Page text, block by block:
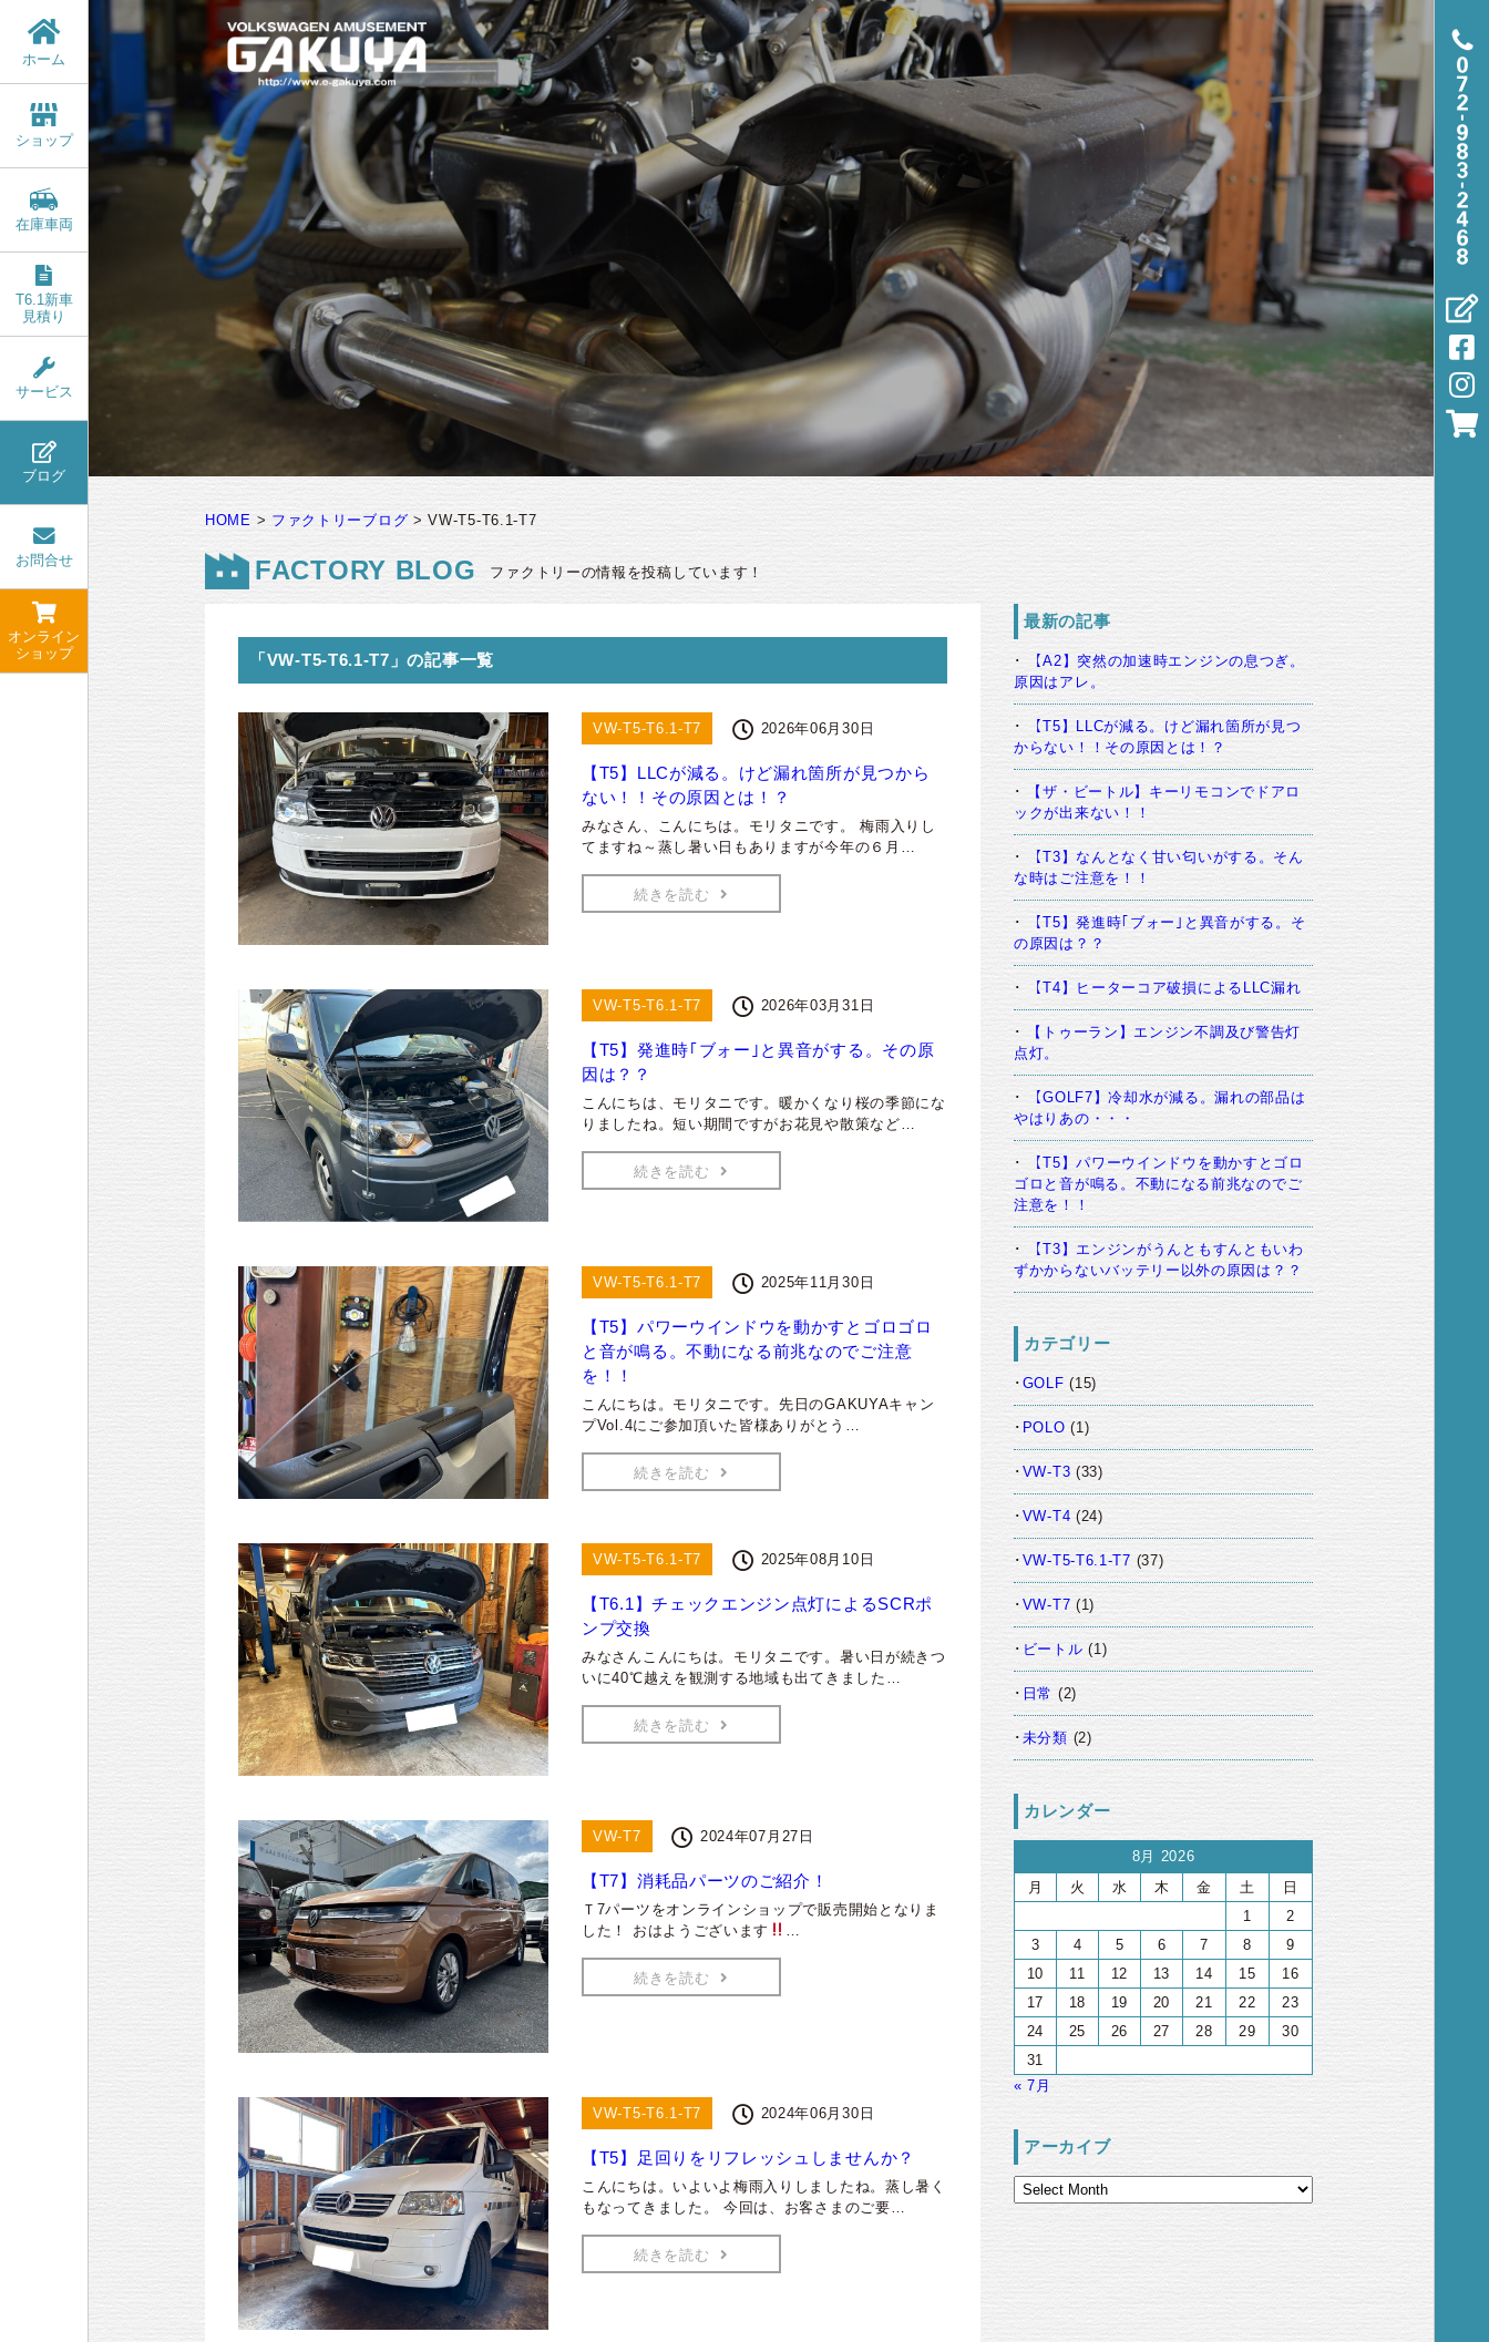
ホーム
ショップ
在庫車両
T6.1新車
見積り
サービス
ブログ
お問合せ
オンライン
ショップ
HOME > ファクトリーブログ >VW-T5-T6.1-T7
FACTORY BLOG ファクトリーの情報を投稿しています！
「VW-T5-T6.1-T7」の記事一覧
VW-T5-T6.1-T7 2026年06月30日
【T5】LLCが減る。けど漏れ箇所が見つから
ない！！その原因とは！？
みなさん、こんにちは。モリタニです。 梅雨入りし
てますね～蒸し暑い日もありますが今年の６月…
続きを読む
VW-T5-T6.1-T7 2026年03月31日
【T5】発進時｢ブォー｣と異音がする。その原
因は？？
こんにちは、モリタニです。暖かくなり桜の季節にな
りましたね。短い期間ですがお花見や散策など…
続きを読む
VW-T5-T6.1-T7 2025年11月30日
【T5】パワーウインドウを動かすとゴロゴロ
と音が鳴る。不動になる前兆なのでご注意
を！！
こんにちは。モリタニです。先日のGAKUYAキャン
プVol.4にご参加頂いた皆様ありがとう…
続きを読む
VW-T5-T6.1-T7 2025年08月10日
【T6.1】チェックエンジン点灯によるSCRポ
ンプ交換
みなさんこんにちは。モリタニです。暑い日が続きつ
いに40℃越えを観測する地域も出てきました…
続きを読む
VW-T7 2024年07月27日
【T7】消耗品パーツのご紹介！
Ｔ7パーツをオンラインショップで販売開始となりま
した！ おはようございます
…
続きを読む
VW-T5-T6.1-T7 2024年06月30日
【T5】足回りをリフレッシュしませんか？
こんにちは。いよいよ梅雨入りしましたね。蒸し暑く
もなってきました。 今回は、お客さまのご要…
続きを読む
最新の記事
【A2】突然の加速時エンジンの息つぎ。
原因はアレ。
【T5】LLCが減る。けど漏れ箇所が見つ
からない！！その原因とは！？
【ザ・ビートル】キーリモコンでドアロ
ックが出来ない！！
【T3】なんとなく甘い匂いがする。そん
な時はご注意を！！
【T5】発進時｢ブォー｣と異音がする。そ
の原因は？？
【T4】ヒーターコア破損によるLLC漏れ
【トゥーラン】エンジン不調及び警告灯
点灯。
【GOLF7】冷却水が減る。漏れの部品は
やはりあの・・・
【T5】パワーウインドウを動かすとゴロ
ゴロと音が鳴る。不動になる前兆なのでご
注意を！！
【T3】エンジンがうんともすんともいわ
ずかからないバッテリー以外の原因は？？
カテゴリー
GOLF (15)
POLO (1)
VW-T3 (33)
VW-T4 (24)
VW-T5-T6.1-T7 (37)
VW-T7 (1)
ビートル (1)
日常 (2)
未分類 (2)
カレンダー
8月 2026
月
火 水 木 金 土
日
1
2
3
4 5 6 7 8
9
10
11 12 13 14 15
16
17
18 19 20 21 22
23
24
25 26 27 28 29
30
31
« 7月
アーカイブ